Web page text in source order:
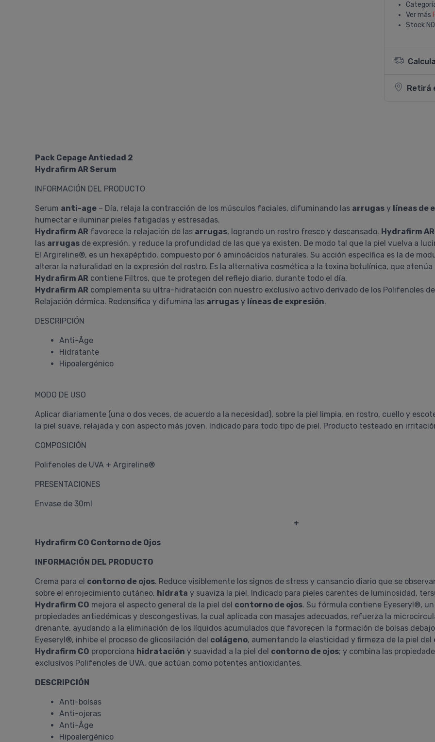
Ver más
Stock
Retirá
Pack Cepage Antiedad 2
Hydrafirm AR Serum
INFORMACIÓN DEL PRODUCTO
Serum anti-age – Día, relaja la contracción de los músculos faciales, difuminando las arrugas y líneas de
humectar e iluminar pieles fatigadas y estresadas.
Hydrafirm AR favorece la relajación de las arrugas, logrando un rostro fresco y descansado. Hydrafirm AR
las arrugas de expresión, y reduce la profundidad de las que ya existen. De modo tal que la piel vuelva a
El Argireline®, es un hexapéptido, compuesto por 6 aminoácidos naturales. Su acción específica es la de
alterar la naturalidad en la expresión del rostro. Es la alternativa cosmética a la toxina botulínica, que
Hydrafirm AR contiene Filtros, que te protegen del reflejo diario, durante todo el día.
Hydrafirm AR complementa su ultra-hidratación con nuestro exclusivo activo derivado de los Polifenoles
Relajación dérmica. Redensifica y difumina las arrugas y líneas de expresión.
DESCRIPCIÓN
Anti-Âge
Hidratante
Hipoalergénico
MODO DE USO
Aplicar diariamente (una o dos veces, de acuerdo a la necesidad), sobre la piel limpia, en rostro, cuello y
la piel suave, relajada y con aspecto más joven. Indicado para todo tipo de piel. Producto testeado en
COMPOSICIÓN
Polifenoles de UVA + Argireline®
PRESENTACIONES
Envase de 30ml
+
Hydrafirm CO Contorno de Ojos
INFORMACIÓN DEL PRODUCTO
Crema para el contorno de ojos. Reduce visiblemente los signos de stress y cansancio diario que se
sobre el enrojecimiento cutáneo, hidrata y suaviza la piel. Indicado para pieles carentes de luminosidad,
Hydrafirm CO mejora el aspecto general de la piel del contorno de ojos. Su fórmula contiene Eyeseryl®,
propiedades antiedémicas y descongestivas, la cual aplicada con masajes adecuados, refuerza la
drenante, ayudando a la eliminación de los líquidos acumulados que favorecen la formación de bolsas
Eyeseryl®, inhibe el proceso de glicosilación del colágeno, aumentando la elasticidad y firmeza de la piel del
Hydrafirm CO proporciona hidratación y suavidad a la piel del contorno de ojos; y combina las
exclusivos Polifenoles de UVA, que actúan como potentes antioxidantes.
DESCRIPCIÓN
Anti-bolsas
Anti-ojeras
Anti-Âge
Hipoalergénico